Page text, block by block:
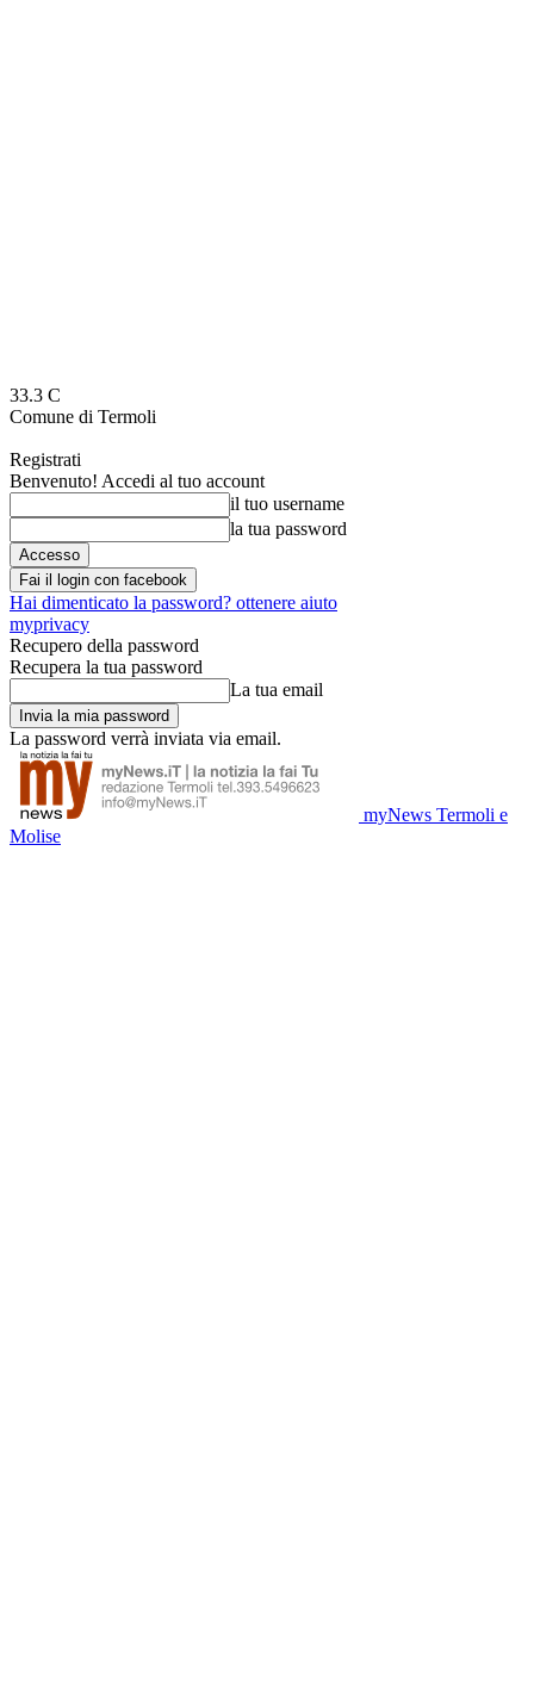
33.3 C
Comune di Termoli
Registrati
Benvenuto! Accedi al tuo account
il tuo username
la tua password
Fai il login con facebook
Hai dimenticato la password? ottenere aiuto
myprivacy
Recupero della password
Recupera la tua password
La tua email
La password verrà inviata via email.
myNews Termoli e
Molise